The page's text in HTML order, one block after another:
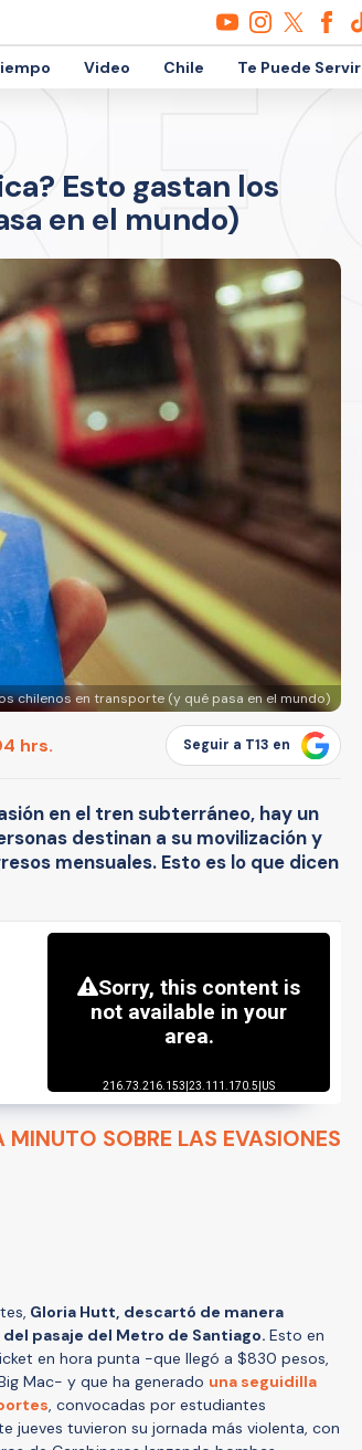
Video Chile Te Puede Servir
Esto gastan los
en el mundo)
chilenos en transporte (y qué pasa en el mundo)
hrs. Seguir a T13 en
en el tren subterráneo, hay un
destinan a su movilización y
mensuales. Esto es lo que dicen
SOBRE LAS EVASIONES
Gloria Hutt, descartó de manera
pasaje del Metro de Santiago. Esto en
en hora punta -que llegó a $830 pesos,
Mac- y que ha generado una seguidilla
, convocadas por estudiantes
jueves tuvieron su jornada más violenta, con